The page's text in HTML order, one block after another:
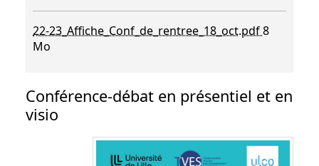
22-23_Affiche_Conf_de_rentree_18_oct.pdf8
Mo
Conférence-débat en présentiel et en
visio